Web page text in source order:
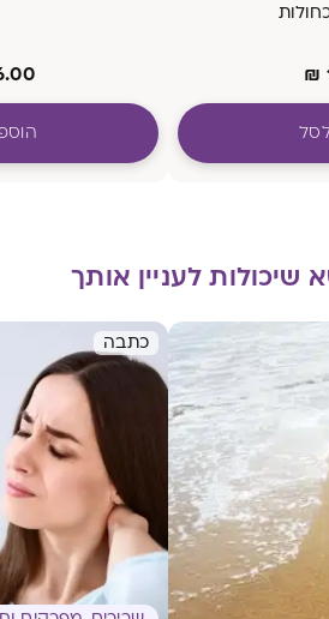
₪
שיכולות לעניין אותך
כתבה